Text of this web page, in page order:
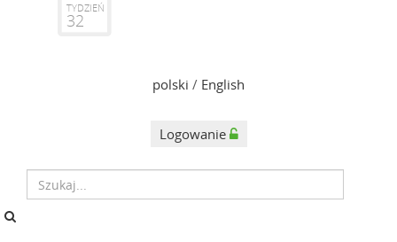
TYDZIEŃ
32
polski / English
Logowanie